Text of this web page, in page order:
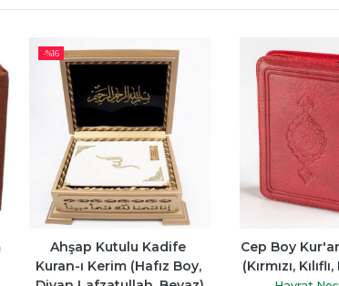
-%16
Ahşap Kutulu Kadife
Kuran-ı Kerim (Hafız Boy,
Cep Boy
(Kırmızı,